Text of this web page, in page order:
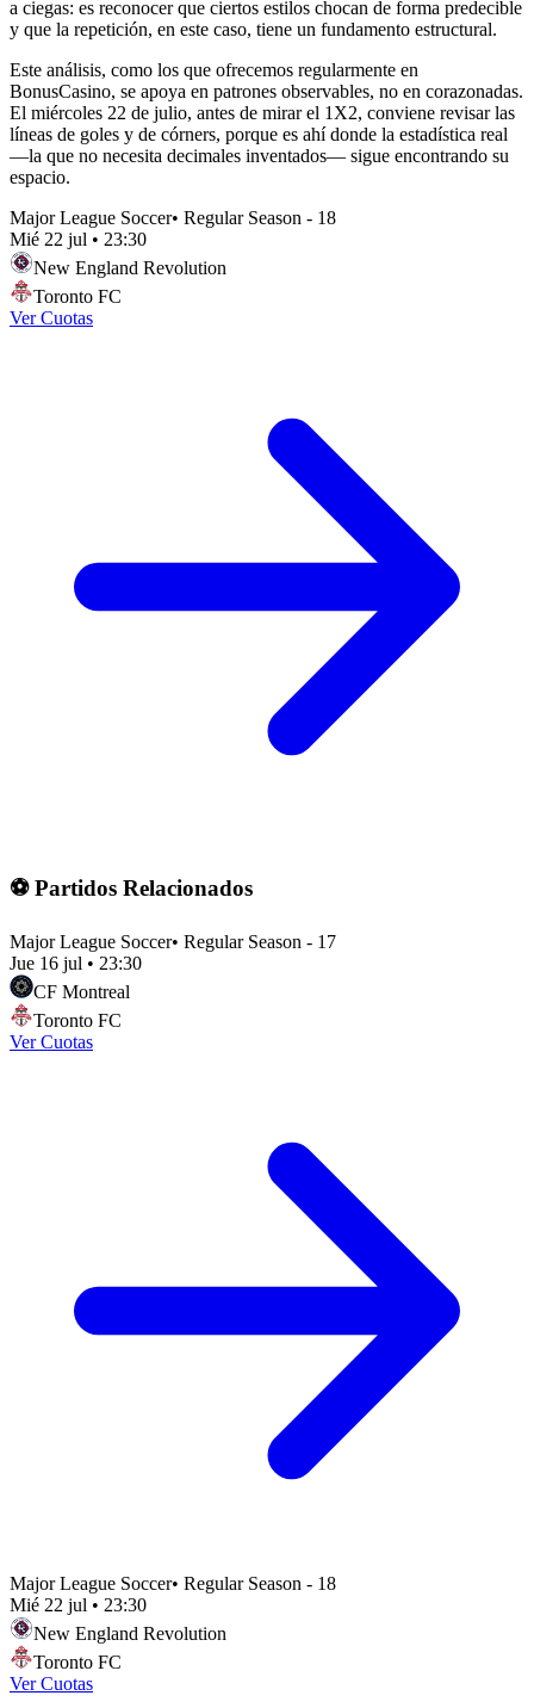
a ciegas: es reconocer que ciertos estilos chocan de forma predecible
y que la repetición, en este caso, tiene un fundamento estructural.
Este análisis, como los que ofrecemos regularmente en
BonusCasino, se apoya en patrones observables, no en corazonadas.
El miércoles 22 de julio, antes de mirar el 1X2, conviene revisar las
líneas de goles y de córners, porque es ahí donde la estadística real
—la que no necesita decimales inventados— sigue encontrando su
espacio.
Major League Soccer• Regular Season - 18
Mié 22 jul • 23:30
New England Revolution
Toronto FC
Ver Cuotas
⚽ Partidos Relacionados
Major League Soccer• Regular Season - 17
Jue 16 jul • 23:30
CF Montreal
Toronto FC
Ver Cuotas
Major League Soccer• Regular Season - 18
Mié 22 jul • 23:30
New England Revolution
Toronto FC
Ver Cuotas